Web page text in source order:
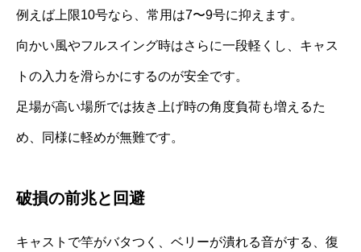
例えば上限10号なら、常用は7〜9号に抑えます。
向かい風やフルスイング時はさらに一段軽くし、キャス
トの入力を滑らかにするのが安全です。
足場が高い場所では抜き上げ時の角度負荷も増えるた
め、同様に軽めが無難です。
破損の前兆と回避
キャストで竿がバタつく、ベリーが潰れる音がする、復